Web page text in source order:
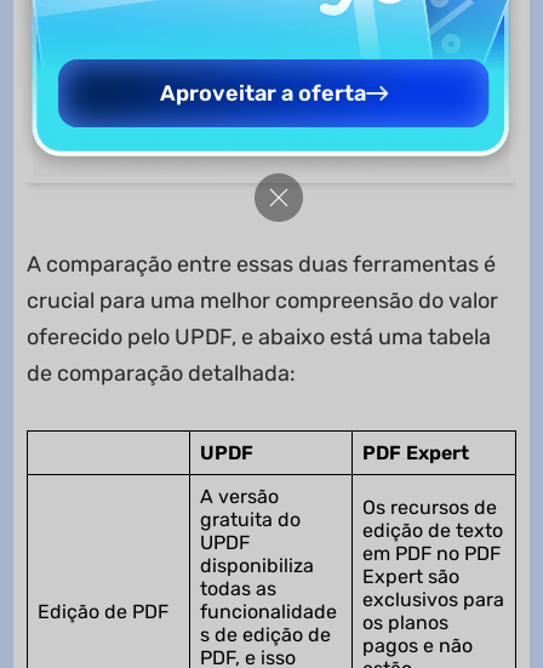
A comparação entre essas duas ferramentas é
crucial para uma melhor compreensão do valor
oferecido pelo UPDF, e abaixo está uma tabela
de comparação detalhada:
UPDF PDF Expert
Edição de PDF
A versão
gratuita do
UPDF
disponibiliza
todas as
funcionalidade
s de edição de
PDF, e isso
Os recursos de
edição de texto
em PDF no PDF
Expert são
exclusivos para
os planos
pagos e não
Aproveitar a oferta